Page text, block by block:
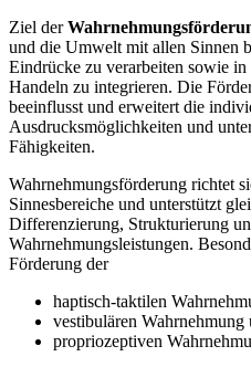
Ziel der
und die Umwelt mit allen Sinnen
Eindrücke zu verarbeiten sowie
Handeln zu integrieren. Die
beeinflusst und erweitert die
Ausdrucksmöglichkeiten und
Fähigkeiten.
Wahrnehmungsförderung richtet
Sinnesbereiche und unterstützt
Differenzierung, Strukturierung
Wahrnehmungsleistungen.
Förderung der
haptisch-taktilen
vestibulären Wahrnehmung
propriozeptiven